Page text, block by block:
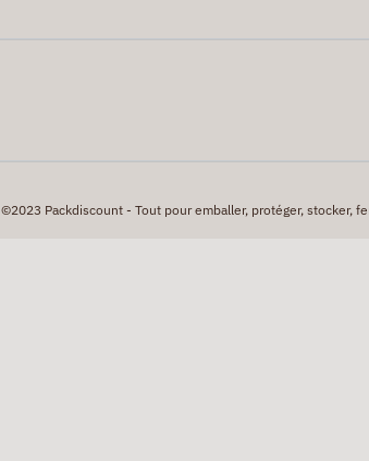
©2023 Packdiscount - Tout pour emballer, protéger, stocker,